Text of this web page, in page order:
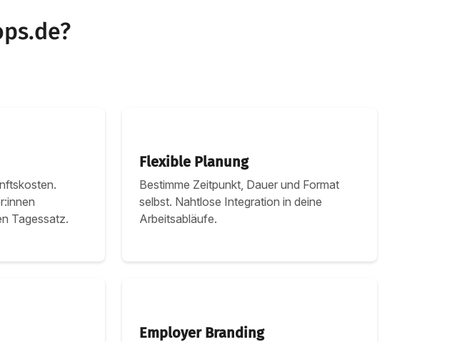
Tagessatz.
Flexible Planung
Bestimme Zeitpunkt, Dauer und Format
selbst. Nahtlose Integration in deine
Arbeitsabläufe.
Employer Branding